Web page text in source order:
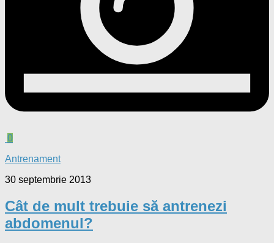
0
Antrenament
30 septembrie 2013
Cât de mult trebuie să antrenezi
abdomenul?